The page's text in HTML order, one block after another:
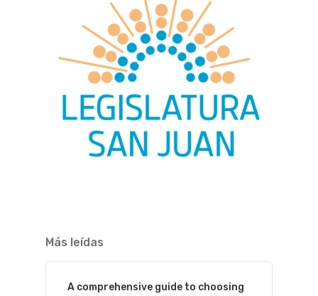
Más leídas
A comprehensive guide to choosing